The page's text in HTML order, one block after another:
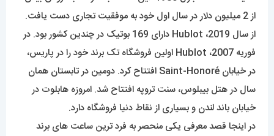
از 2 میلیون دلار در سال اول خود به موفقیت تجاری دست یافت.
از سال 2019، Hublot دارای 169 بوتیک در چندین کشور بود. در
فوریه 2007، Hublot اولین فروشگاه تک برند خود را در پاریس،
در خیابان Saint-Honoré افتتاح کرد. دومین در تابستان همان
سال در هتل بیبلوس، سنت تروپه افتتاح شد. امروزه هابلوت در
خیابان باند لندن و بسیاری از نقاط دنیا فروشگاه دارد.
در اینجا قصد معرفی یکی منحصر به فرد ترین ساعت های برند